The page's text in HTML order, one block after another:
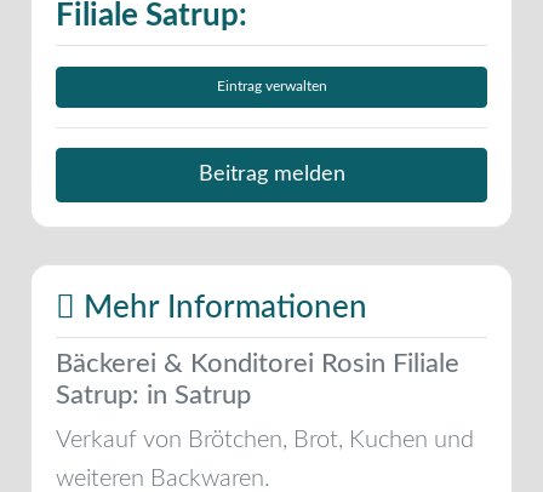
Filiale Satrup:
Eintrag verwalten
Beitrag melden
Mehr Informationen
Bäckerei & Konditorei Rosin Filiale
Satrup: in Satrup
Verkauf von Brötchen, Brot, Kuchen und
weiteren Backwaren.